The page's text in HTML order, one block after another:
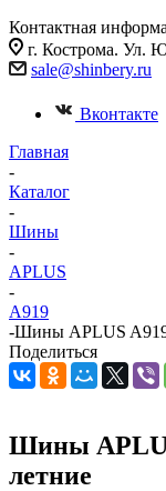
Контактная
г. Кострома. Ул.
sale@shinbery.ru
Вконтакте
Главная
-
Каталог
-
Шины
-
APLUS
-
A919
-Шины APLUS A919
Поделиться
Шины
летние